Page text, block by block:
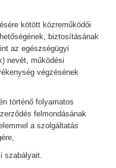
kötött közreműködői
biztosításának
az egészségügyi
nevét, működési
végzésének
történő folyamatos
felmondásának
a szolgáltatás
szabályait.